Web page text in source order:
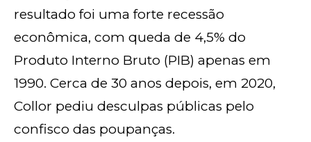
resultado foi uma forte recessão
econômica, com queda de 4,5% do
Produto Interno Bruto (PIB) apenas em
1990. Cerca de 30 anos depois, em 2020,
Collor pediu desculpas públicas pelo
confisco das poupanças.